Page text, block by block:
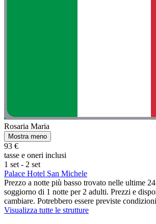
Rosaria Maria
Mostra meno
93 €
tasse e oneri inclusi
1 set - 2 set
Palace Hotel San Michele
Prezzo a notte più basso trovato nelle ultime
soggiorno di 1 notte per 2 adulti. Prezzi e
cambiare. Potrebbero essere previste
Visualizza tutte le strutture